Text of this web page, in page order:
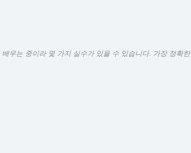
우는 중이라 몇 가지 실수가 있을 수 있습니다. 가장 정확